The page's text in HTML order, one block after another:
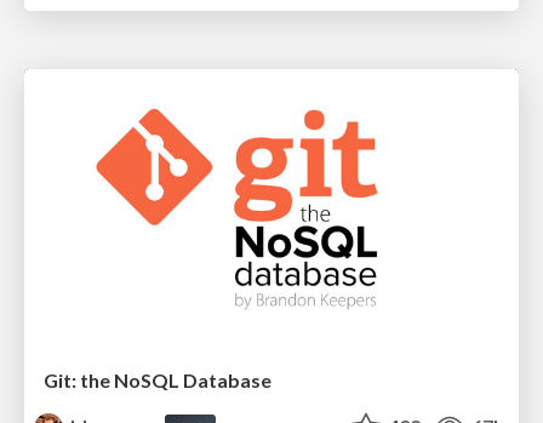
Git: the NoSQL Database